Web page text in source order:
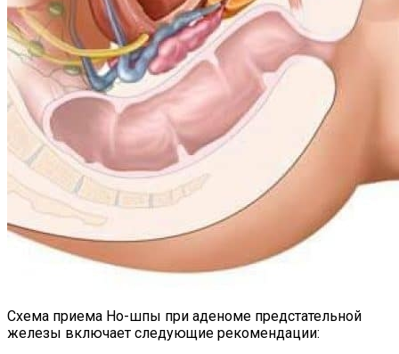
Схема приема Но-шпы при аденоме предстательной
железы включает следующие рекомендации: